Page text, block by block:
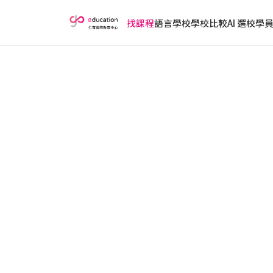
找課程語言學校學校比較AI 選校學